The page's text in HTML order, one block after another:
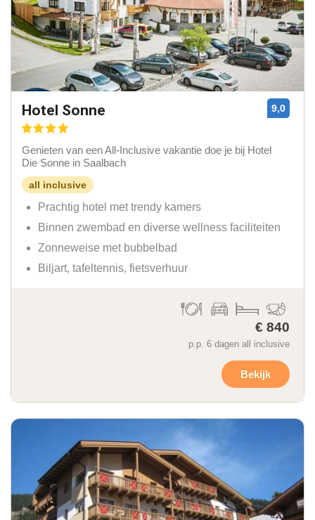
Hotel Sonne
Genieten van een All-Inclusive vakantie doe je bij Hotel
Die Sonne in Saalbach
all inclusive
Prachtig hotel met trendy kamers
Binnen zwembad en diverse wellness faciliteiten
Zonneweise met bubbelbad
Biljart, tafeltennis, fietsverhuur
9,0
€ 840
p.p. 6 dagen all inclusive
Bekijk